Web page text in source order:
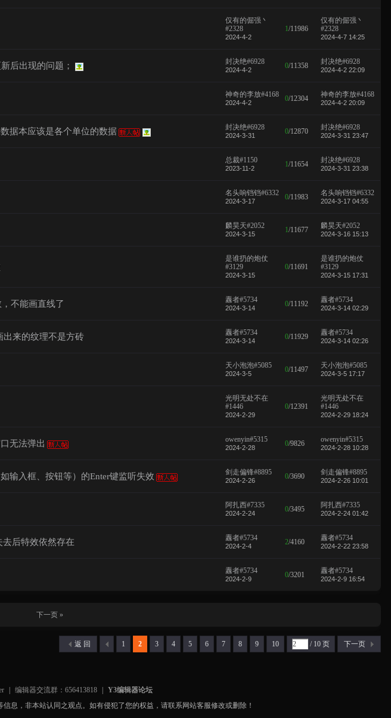
仅有的倔强丶
#2328
2024-4-2
1/11986
仅有的倔强丶
#2328
2024-4-7 14:25
后出现的问题； 封决绝#6928
2024-4-2 0/11358 封决绝#6928
2024-4-2 22:09
神奇的李放#4168
2024-4-2 0/12304 神奇的李放#4168
2024-4-2 20:09
据本应该是各个单位的数据 封决绝#6928
2024-3-31 0/12870 封决绝#6928
2024-3-31 23:47
总裁#1150
2023-11-2 1/11654 封决绝#6928
2024-3-31 23:38
名头响铛铛#6332
2024-3-17 0/11983 名头响铛铛#6332
2024-3-17 04:55
麟昊天#2052
2024-3-15 1/11677 麟昊天#2052
2024-3-16 15:13
是谁扔的炮仗
#3129
2024-3-15
0/11691
是谁扔的炮仗
#3129
2024-3-15 17:31
不能画直线了 纛者#5734
2024-3-14 0/11192 纛者#5734
2024-3-14 02:29
出来的纹理不是方砖 纛者#5734
2024-3-14 0/11929 纛者#5734
2024-3-14 02:26
天小泡泡#5085
2024-3-5 0/11497 天小泡泡#5085
2024-3-5 17:17
光明无处不在
#1446
2024-2-29
0/12391
光明无处不在
#1446
2024-2-29 18:24
无法弹出 owenyin#5315
2024-2-28 0/9826 owenyin#5315
2024-2-28 10:28
输入框、按钮等）的Enter键监听失效 剑走偏锋#8895
2024-2-26 0/3690 剑走偏锋#8895
2024-2-26 10:01
阿扎西#7335
2024-2-24 0/3495 阿扎西#7335
2024-2-24 01:42
后特效依然存在 纛者#5734
2024-2-4 2/4160 纛者#5734
2024-2-22 23:58
纛者#5734
2024-2-9 0/3201 纛者#5734
2024-2-9 16:54
下一页 »
1 2 3 4 5 6 7 8 9 10 / 10 页 下一页
返 回
编辑器交流群：656413818
Y3编辑器论坛
息，非本站认同之观点。如有侵犯了您的权益，请联系网站客服修改或删除！